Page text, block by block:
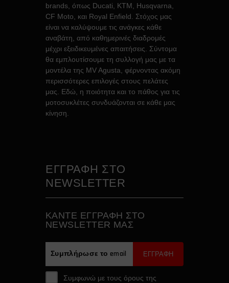
brands, όπως Ducati, KTM, Husqvarna,
CF Moto, και Royal Enfield. Στόχος μας
είναι να καλύψουμε τις ανάγκες κάθε
αναβάτη, από καθημερινές διαδρομές
μέχρι εξειδικευμένες απαιτήσεις. Σύντομα
θα εμπλουτίσουμε τη συλλογή μας με τα
μοντέλα της MV Agusta, φέρνοντας ακόμη
περισσότερες επιλογές στους πελάτες
μας. Εδώ, η ποιότητα και το πάθος για τις
μοτοσυκλέτες συνδυάζονται σε κάθε μας
κίνηση.
ΕΓΓΡΑΦΗ ΣΤΟ
NEWSLETTER
ΚAΝΤΕ ΕΓΓΡΑΦH ΣΤΟ
NEWSLETTER ΜΑΣ
ΕΓΓΡΑΦΗ
Συμφωνώ με τους όρους της